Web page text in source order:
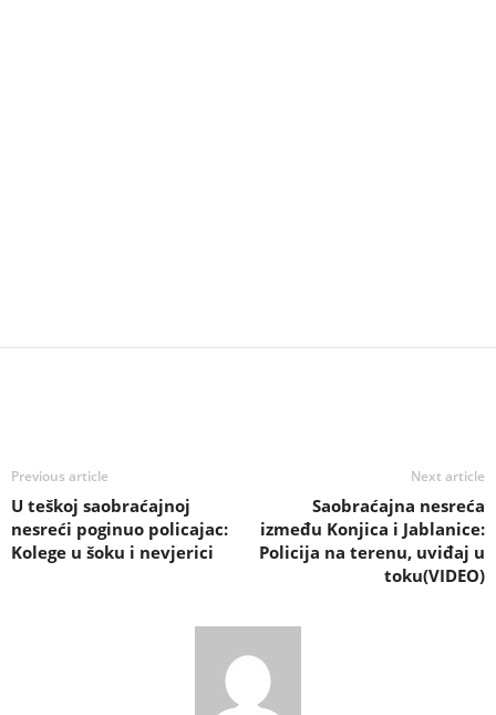
Previous article
U teškoj saobraćajnoj
nesreći poginuo policajac:
Kolege u šoku i nevjerici
Next article
Saobraćajna nesreća
između Konjica i Jablanice:
Policija na terenu, uviđaj u
toku(VIDEO)